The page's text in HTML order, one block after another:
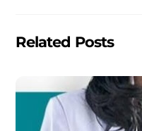
k
Related Posts